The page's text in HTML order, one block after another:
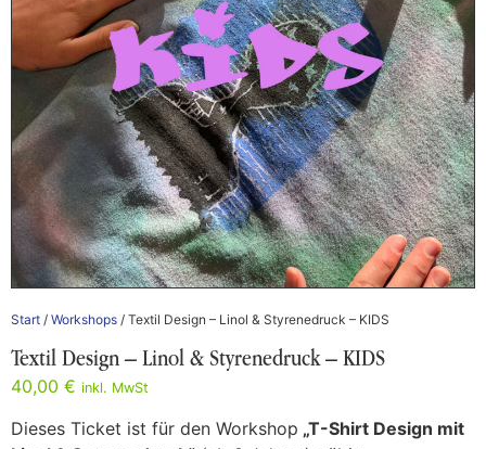
Start / Workshops / Textil Design – Linol & Styrenedruck – KIDS
Textil Design – Linol & Styrenedruck – KIDS
40,00 € inkl. MwSt
Dieses Ticket ist für den Workshop „T-Shirt Design mit